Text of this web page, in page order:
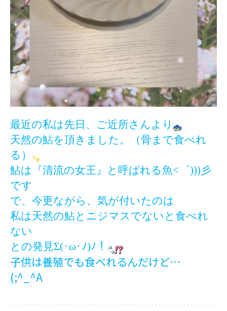
最近の私は先日、ご近所さんより
天然の鮎を頂きました。（骨まで食べれ
る）
鮎は『清流の女王』と呼ばれる魚<゜)))彡
です
で、今更ながら、気が付いたのは
私は天然の鮎とニジマスでないと食べれ
ない
との発見Σ(･ω･ﾉ)ﾉ！
子供は養殖でも食べれるんだけど…
(;^_^A